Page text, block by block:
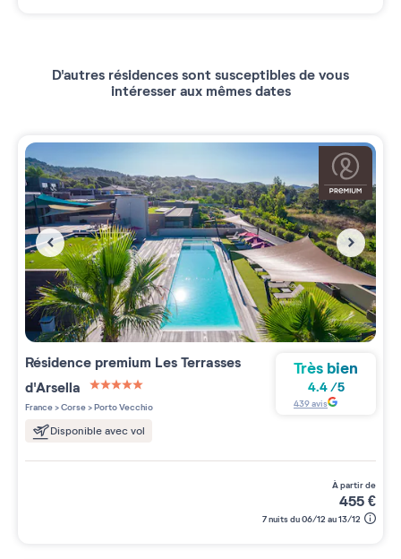
D'autres résidences sont susceptibles de vous
intéresser aux mêmes dates
Résidence premium Les Terrasses
d'Arsella
5 étoiles sur 5
France>Corse>Porto Vecchio
Disponible avec vol
Très bien
4.4/5
439avis
à partir de
455€
7 nuits du 06/12 au 13/12